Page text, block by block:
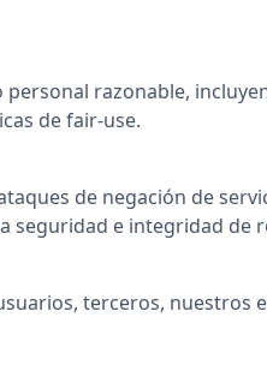
razonable,
de fair-use.
de negación de
e integridad de
terceros, nuestros